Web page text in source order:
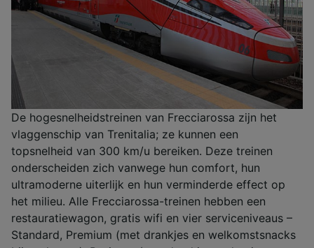
De hogesnelheidstreinen van Frecciarossa zijn het
vlaggenschip van Trenitalia; ze kunnen een
topsnelheid van 300 km/u bereiken. Deze treinen
onderscheiden zich vanwege hun comfort, hun
ultramoderne uiterlijk en hun verminderde effect op
het milieu. Alle Frecciarossa-treinen hebben een
restauratiewagon, gratis wifi en vier serviceniveaus –
Standard, Premium (met drankjes en welkomstsnacks